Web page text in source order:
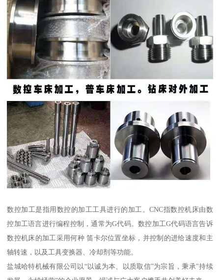
数控加工是指用数控的加工工具进行的加工。CNC指数控机床由数
控加工语言进行编程控制，通常为G代码。数控加工G代码语言告诉
数控机床的加工采用何种 笛卡尔位置坐标，并控制的进给速度和主
轴转速，以及工具变换器、冷却剂等功能。
盐城哈特机械有限公司以“以诚为本、以质取信”为宗旨，秉承"持续